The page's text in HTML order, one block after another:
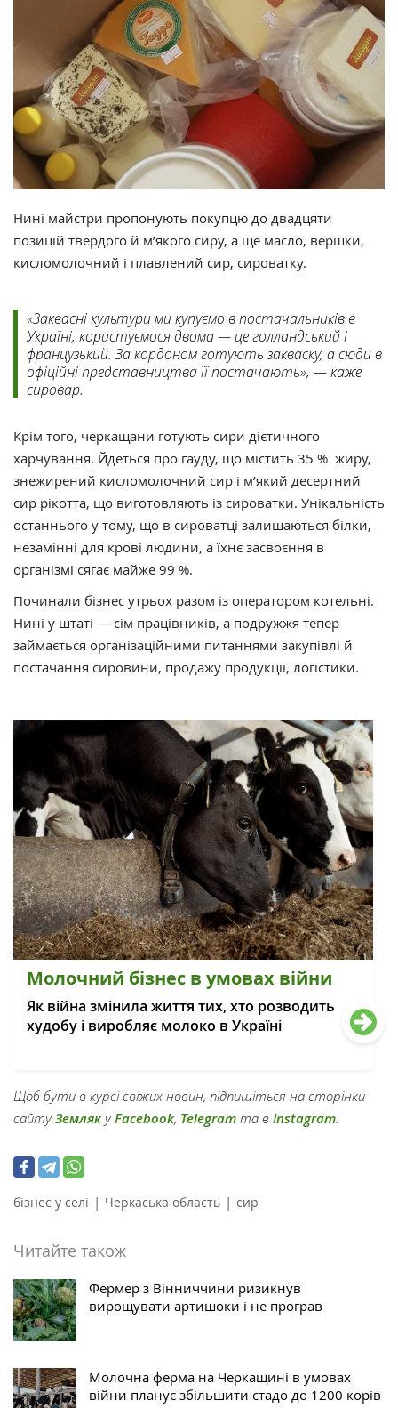
Нині майстри пропонують покупцю до двадцяти
позицій твердого й м’якого сиру, а ще масло, вершки,
кисломолочний і плавлений сир, сироватку.
«Заквасні культури ми купуємо в постачальників в
Україні, користуємося двома — це голландський і
французький. За кордоном готують закваску, а сюди в
офіційні представництва її постачають», — каже
сировар.
Крім того, черкащани готують сири дієтичного
харчування. Йдеться про гауду, що містить 35 % жиру,
знежирений кисломолочний сир і м’який десертний
сир рікотта, що виготовляють із сироватки. Унікальність
останнього у тому, що в сироватці залишаються білки,
незамінні для крові людини, а їхнє засвоєння в
організмі сягає майже 99 %.
Починали бізнес утрьох разом із оператором котельні.
Нині у штаті — сім працівників, а подружжя тепер
займається організаційними питаннями закупівлі й
постачання сировини, продажу продукції, логістики.
Молочний бізнес в умовах війни
Як війна змінила життя тих, хто розводить
худобу і виробляє молоко в Україні
Щоб бути в курсі свіжих новин, підпишіться на сторінки
сайтуЗемлякуFacebook, Telegram та в Instagram.
бізнес у селі | Черкаська область | сир
Читайте також
Фермер з Вінниччини ризикнув
вирощувати артишоки і не програв
Молочна ферма на Черкащині в умовах
війни планує збільшити стадо до 1200 корів